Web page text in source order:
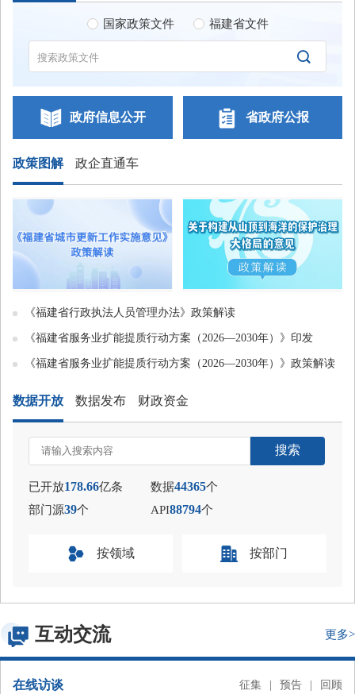
地转用的批复 07-29
福建省人民政府办公厅关于印发《福建省“十五五”残疾人保障和
划》的通知 07-14| 解读
知 07-14| 解读| 报道
福建省人民政府关于刘珠雄免职的通知 07-03
国家政策文件 福建省文件

政府信息公开 省政府公报
政策图解 政企直通车
《福建省行政执法人员管理办法》政策解读
《福建省服务业扩能提质行动方案（2026—2030年）》印发
《福建省服务业扩能提质行动方案（2026—2030年）》政策解读
数据开放 数据发布 财政资金
搜索
已开放178.66亿条 数据44365个
部门源39个 API88794个
 按领域  按部门
更多>
互动交流
在线访谈 征集 预告 回顾